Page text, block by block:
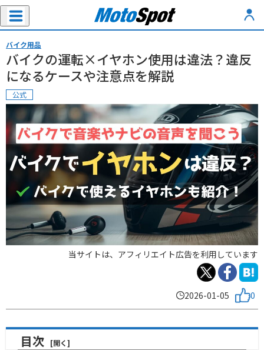
バイク用品
バイクの運転×イヤホン使用は違法？違反
になるケースや注意点を解説
公式
当サイトは、アフィリエイト広告を利用しています
2026-01-05 0
目次